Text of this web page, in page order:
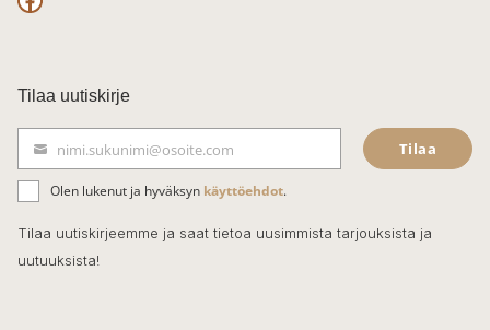
F
c
e
b
o
o
k
Tilaa uutiskirje
ä
h
k
nimi.sukunimi@osoite.com Tilaa
Olen lukenut ja hyväksyn käyttöehdot.
Tilaa uutiskirjeemme ja saat tietoa uusimmista tarjouksista ja
uutuuksista!